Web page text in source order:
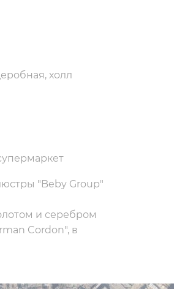
холл
"Beby Group"
и серебром
Cordon", в